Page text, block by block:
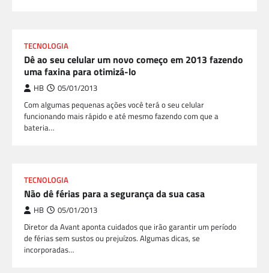
TECNOLOGIA
Dê ao seu celular um novo começo em 2013 fazendo
uma faxina para otimizá-lo
HB 05/01/2013
Com algumas pequenas ações você terá o seu celular
funcionando mais rápido e até mesmo fazendo com que a
bateria…
TECNOLOGIA
Não dê férias para a segurança da sua casa
HB 05/01/2013
Diretor da Avant aponta cuidados que irão garantir um período
de férias sem sustos ou prejuízos. Algumas dicas, se
incorporadas…